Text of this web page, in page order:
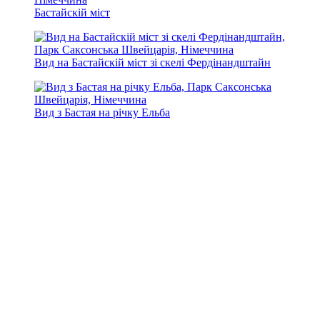
Бастайскій міст
Вид на Бастайскій міст зі скелі Фердінандштайн
Вид з Бастая на річку Ельба